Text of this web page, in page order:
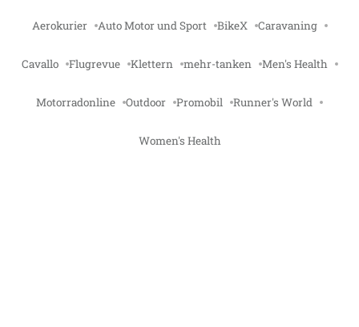
Aerokurier Auto Motor und Sport BikeX Caravaning
Cavallo Flugrevue Klettern mehr-tanken Men's Health
Motorradonline Outdoor Promobil Runner's World
Women's Health